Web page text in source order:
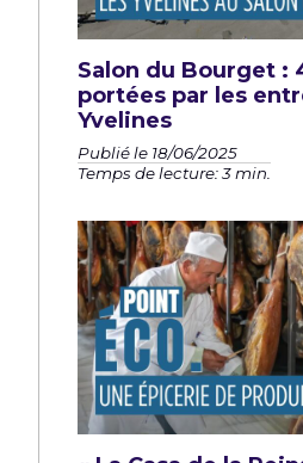
Salon du Bourget :
portées par les
Yvelines
Publié le 18/06/2025
Temps de lecture: 3 min.